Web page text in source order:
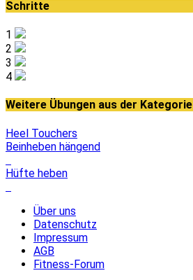
Schritte
1
2
3
4
Weitere Übungen aus der Kategorie
Heel Touchers
Beinheben hängend
Hüfte heben
Über uns
Datenschutz
Impressum
AGB
Fitness-Forum